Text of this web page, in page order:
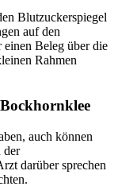
Blutzuckerspiegel
auf den
Beleg über die
Rahmen
auch können
der
darüber sprechen